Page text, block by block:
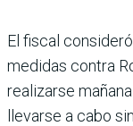
El fiscal
medidas contra
realizarse
llevarse a cabo